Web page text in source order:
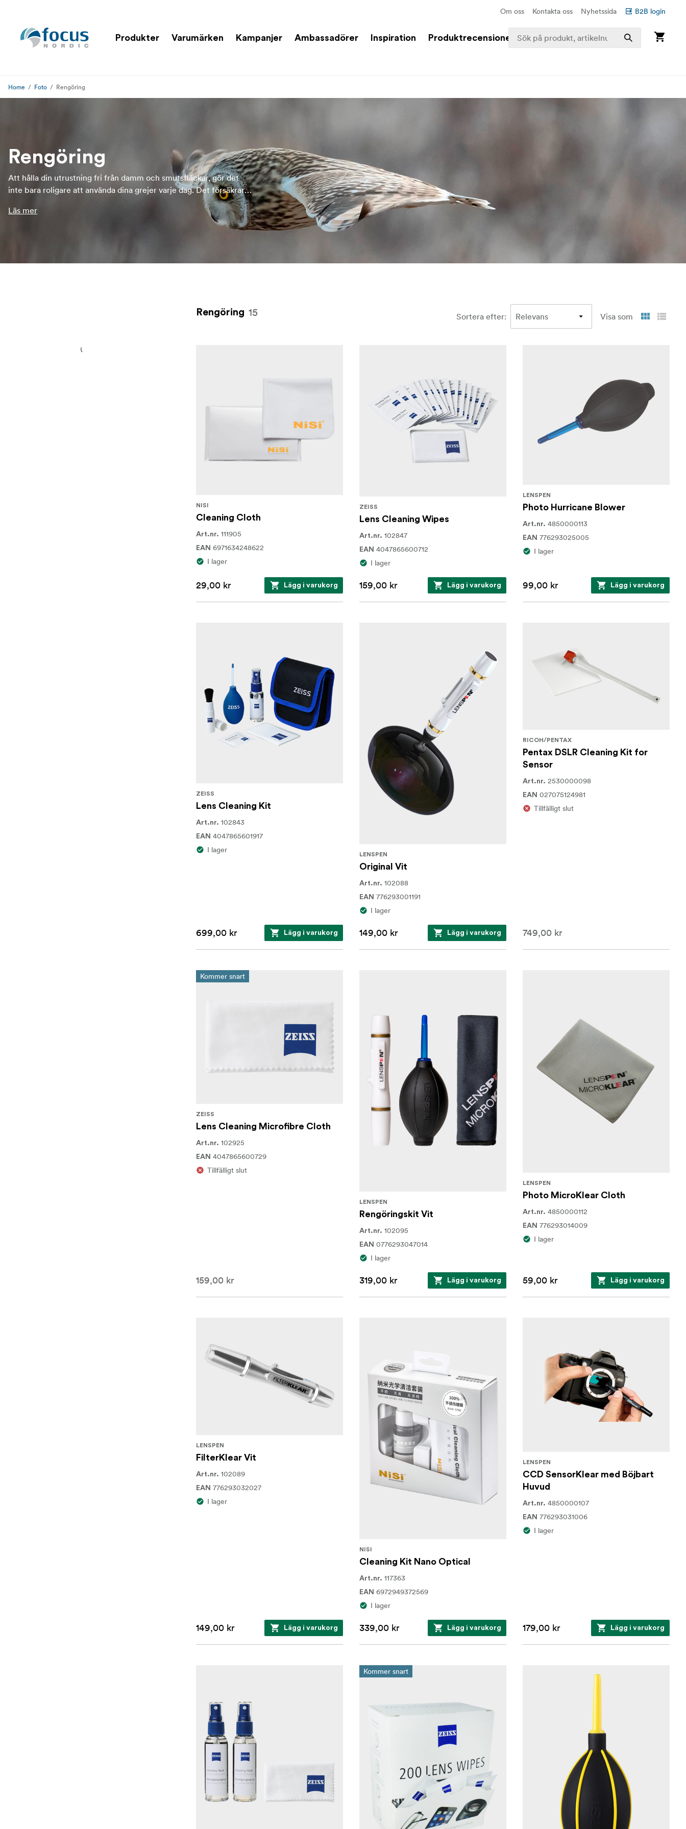
Om oss Kontakta oss Nyhetssida B2B login
Produkter Varumärken Kampanjer Ambassadörer Inspiration Produktrecensioner
Home Foto Rengöring
Rengöring
Att hålla din utrustning fri från damm och smutsfläckar, gör det
inte bara roligare att använda dina grejer varje dag. Det försäkrar
även att den alltid är redo för användning och hjälper dig att få
bort dammpartiklar som landat på din sensor.
Läs mer
Rengöring 15 Sortera efter: Visa som
NISI
Cleaning Cloth
Art.nr. 111905
EAN 6971634248622
I lager
29,00 kr Lägg i varukorg
ZEISS
Lens Cleaning Wipes
Art.nr. 102847
EAN 4047865600712
I lager
159,00 kr Lägg i varukorg
LENSPEN
Photo Hurricane Blower
Art.nr. 4850000113
EAN 776293025005
I lager
99,00 kr Lägg i varukorg
ZEISS
Lens Cleaning Kit
Art.nr. 102843
EAN 4047865601917
I lager
699,00 kr Lägg i varukorg
LENSPEN
Original Vit
Art.nr. 102088
EAN 776293001191
I lager
149,00 kr Lägg i varukorg
RICOH/PENTAX
Pentax DSLR Cleaning Kit for
Sensor
Art.nr. 2530000098
EAN 027075124981
Tillfälligt slut
749,00 kr
Kommer snart
ZEISS
Lens Cleaning Microfibre Cloth
Art.nr. 102925
EAN 4047865600729
Tillfälligt slut
159,00 kr
LENSPEN
Rengöringskit Vit
Art.nr. 102095
EAN 0776293047014
I lager
319,00 kr Lägg i varukorg
LENSPEN
Photo MicroKlear Cloth
Art.nr. 4850000112
EAN 776293014009
I lager
59,00 kr Lägg i varukorg
LENSPEN
FilterKlear Vit
Art.nr. 102089
EAN 776293032027
I lager
149,00 kr Lägg i varukorg
NISI
Cleaning Kit Nano Optical
Art.nr. 117363
EAN 6972949372569
I lager
339,00 kr Lägg i varukorg
LENSPEN
CCD SensorKlear med Böjbart
Huvud
Art.nr. 4850000107
EAN 776293031006
I lager
179,00 kr Lägg i varukorg
Kommer snart